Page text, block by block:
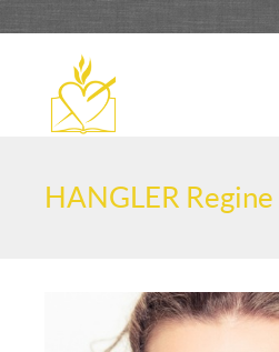
HANGLER Regine